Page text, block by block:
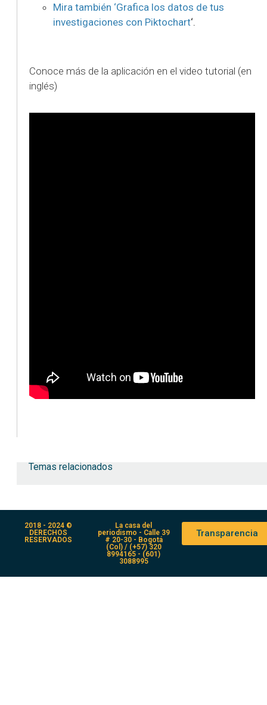
Mira también ‘Grafica los datos de tus
investigaciones con Piktochart‘.
Conoce más de la aplicación en el video tutorial (en
inglés)
Temas relacionados
2018 - 2024 ©
DERECHOS
RESERVADOS
La casa del
periodismo - Calle 39
# 20-30 - Bogotá
(Col) / (+57) 320
8994165 - (601)
3088995
Transparencia